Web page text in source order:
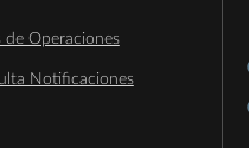
de Operaciones
Notificaciones